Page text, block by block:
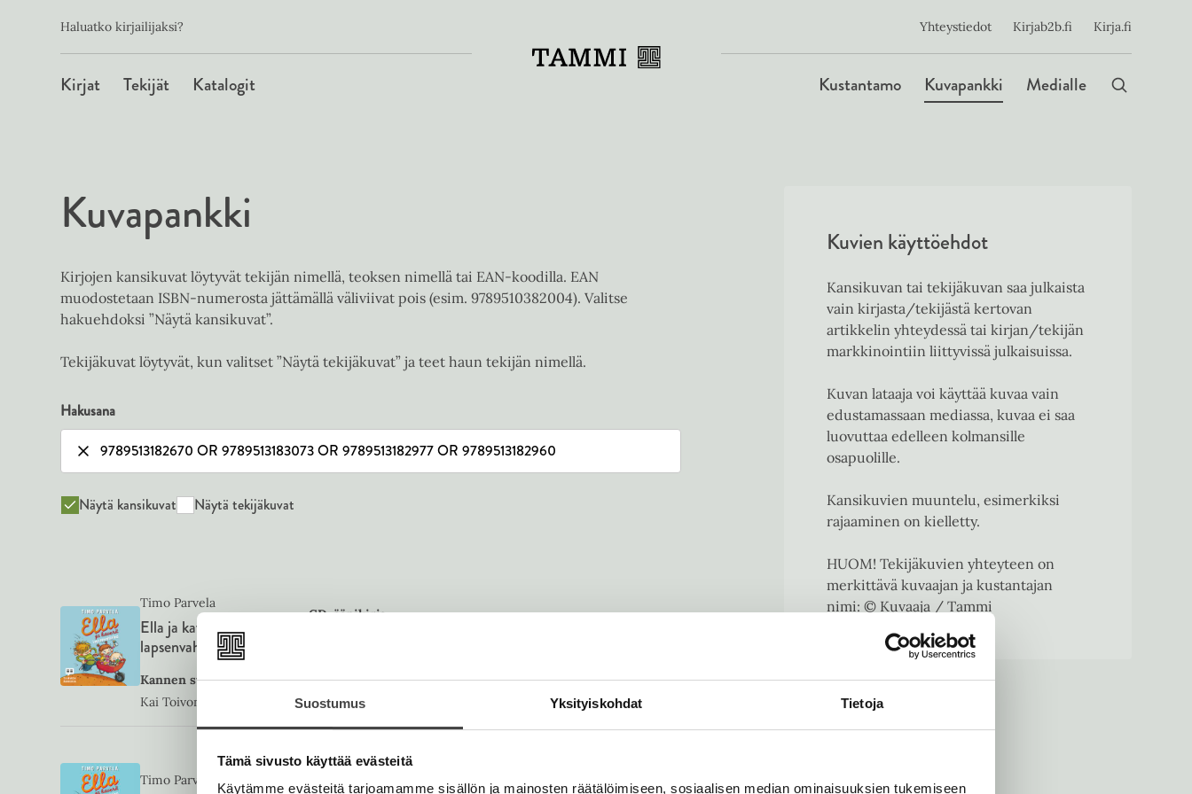
Suostumus Yksityiskohdat Tietoja
Tämä sivusto käyttää evästeitä
Käytämme evästeitä tarjoamamme sisällön ja mainosten räätälöimiseen, sosiaalisen median ominaisuuksien tukemiseen
Toissijainen
Haluatko kirjailijaksi?
Päävalikko
Kirjat Tekijät Katalogit
Yhteystiedot Kirjab2b.fi Kirja.fi
Päävalikko
Kustantamo Kuvapankki Medialle
Kuvapankki
Kirjojen kansikuvat löytyvät tekijän nimellä, teoksen nimellä tai EAN-koodilla. EAN
muodostetaan ISBN-numerosta jättämällä väliviivat pois (esim. 9789510382004). Valitse
hakuehdoksi ”Näytä kansikuvat”.
Tekijäkuvat löytyvät, kun valitset ”Näytä tekijäkuvat” ja teet haun tekijän nimellä.
Hakusana
Näytä kansikuvat Näytä tekijäkuvat
Timo Parvela
Ella ja kaverit
lapsenvahteina
Kannen suunnittelija
Kai Toivonen
CD-äänikirja
n
i
e
Timo Parvela
Äänikirja
Kuvien käyttöehdot
Kansikuvan tai tekijäkuvan saa julkaista
vain kirjasta/tekijästä kertovan
artikkelin yhteydessä tai kirjan/tekijän
markkinointiin liittyvissä julkaisuissa.
Kuvan lataaja voi käyttää kuvaa vain
edustamassaan mediassa, kuvaa ei saa
luovuttaa edelleen kolmansille
osapuolille.
Kansikuvien muuntelu, esimerkiksi
rajaaminen on kielletty.
HUOM! Tekijäkuvien yhteyteen on
merkittävä kuvaajan ja kustantajan
nimi: © Kuvaaja / Tammi